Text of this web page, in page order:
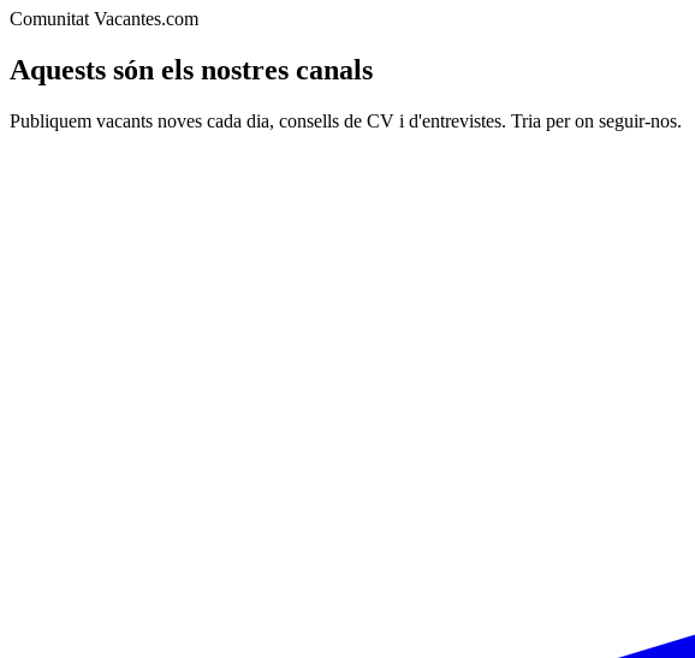
Comunitat Vacantes.com
Aquests són els nostres canals
Publiquem vacants noves cada dia, consells de CV i d'entrevistes. Tria per on seguir-nos.